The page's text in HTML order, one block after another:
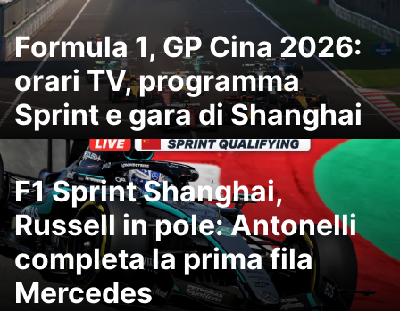
Formula 1, GP Cina 2026:
orari TV, programma
Sprint e gara di Shanghai
F1 Sprint Shanghai,
Russell in pole: Antonelli
completa la prima fila
Mercedes